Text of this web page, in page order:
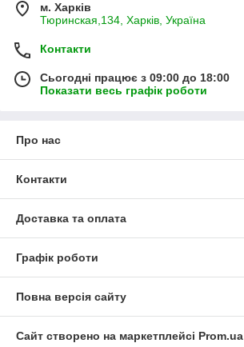
м. Харків
Тюринская,134, Харків, Україна
Контакти
Сьогодні працює з 09:00 до 18:00
Показати весь графік роботи
Про нас
Контакти
Доставка та оплата
Графік роботи
Повна версія сайту
Сайт створено на маркетплейсі Prom.ua